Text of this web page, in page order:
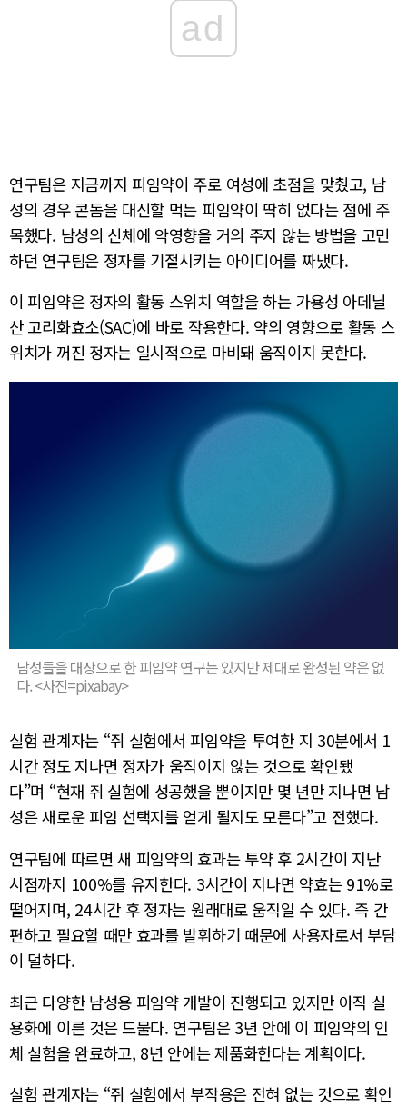
ad
연구팀은 지금까지 피임약이 주로 여성에 초점을 맞췄고, 남
성의 경우 콘돔을 대신할 먹는 피임약이 딱히 없다는 점에 주
목했다. 남성의 신체에 악영향을 거의 주지 않는 방법을 고민
하던 연구팀은 정자를 기절시키는 아이디어를 짜냈다.
이 피임약은 정자의 활동 스위치 역할을 하는 가용성 아데닐
산 고리화효소(SAC)에 바로 작용한다. 약의 영향으로 활동 스
위치가 꺼진 정자는 일시적으로 마비돼 움직이지 못한다.
남성들을 대상으로 한 피임약 연구는 있지만 제대로 완성된 약은 없
다. <사진=pixabay>
실험 관계자는 “쥐 실험에서 피임약을 투여한 지 30분에서 1
시간 정도 지나면 정자가 움직이지 않는 것으로 확인됐
다”며 “현재 쥐 실험에 성공했을 뿐이지만 몇 년만 지나면 남
성은 새로운 피임 선택지를 얻게 될지도 모른다”고 전했다.
연구팀에 따르면 새 피임약의 효과는 투약 후 2시간이 지난
시점까지 100%를 유지한다. 3시간이 지나면 약효는 91%로
떨어지며, 24시간 후 정자는 원래대로 움직일 수 있다. 즉 간
편하고 필요할 때만 효과를 발휘하기 때문에 사용자로서 부담
이 덜하다.
최근 다양한 남성용 피임약 개발이 진행되고 있지만 아직 실
용화에 이른 것은 드물다. 연구팀은 3년 안에 이 피임약의 인
체 실험을 완료하고, 8년 안에는 제품화한다는 계획이다.
실험 관계자는 “쥐 실험에서 부작용은 전혀 없는 것으로 확인